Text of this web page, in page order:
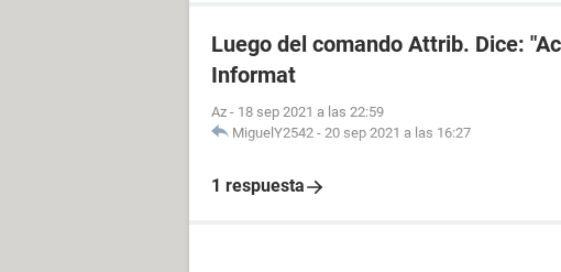
Luego del comando Attrib. Dice:
Informat
Az - 18 sep 2021 a las 22:59
MiguelY2542 - 20 sep 2021 a las 16:27
1 respuesta